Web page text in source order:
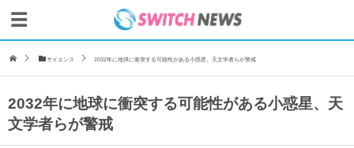
サイエンス 2032年に地球に衝突する可能性がある小惑星、天文学者らが警戒
2032年に地球に衝突する可能性がある小惑星、天
文学者らが警戒